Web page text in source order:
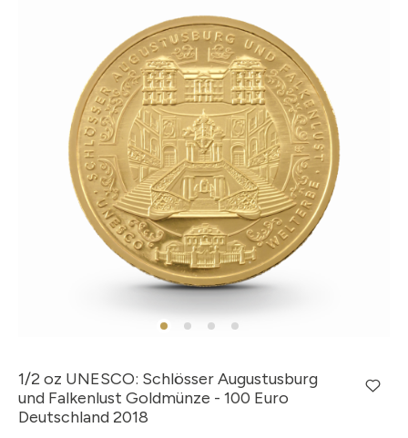
1/2 oz UNESCO: Schlösser Augustusburg
und Falkenlust Goldmünze - 100 Euro
Deutschland 2018